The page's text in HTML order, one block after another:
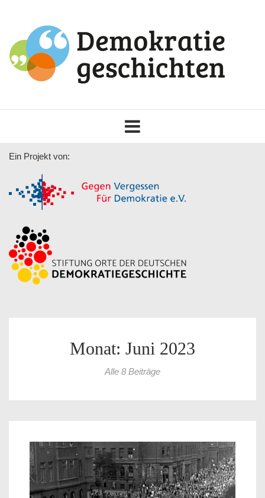
navigation
Ein Projekt von:
Monat: Juni 2023
Alle 8 Beiträge